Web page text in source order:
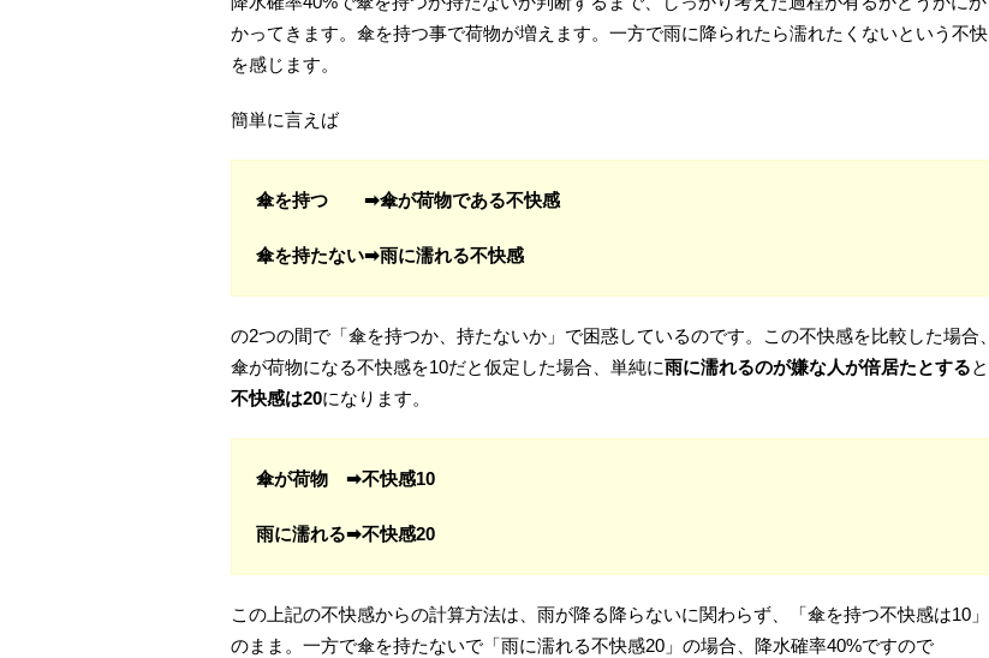
かってきます。傘を持つ事で荷物が増えます。一方で雨に降られたら濡れたくないという不快
を感じます。
簡単に言えば
傘を持つ ➡傘が荷物である不快感
傘を持たない➡雨に濡れる不快感
の2つの間で「傘を持つか、持たないか」で困惑しているのです。この不快感を比較した場合、
傘が荷物になる不快感を10だと仮定した場合、単純に雨に濡れるのが嫌な人が倍居たとすると
不快感は20になります。
傘が荷物 ➡不快感10
雨に濡れる➡不快感20
この上記の不快感からの計算方法は、雨が降る降らないに関わらず、「傘を持つ不快感は10」
のまま。一方で傘を持たないで「雨に濡れる不快感20」の場合、降水確率40%ですので